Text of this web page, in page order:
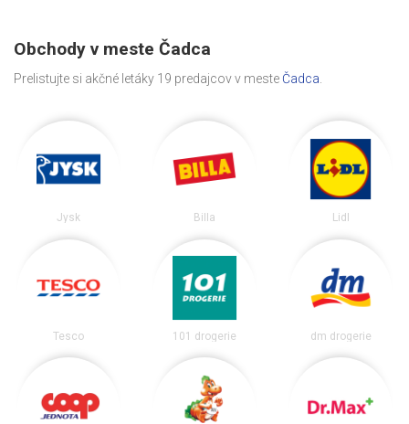
Obchody v meste Čadca
Prelistujte si akčné letáky 19 predajcov v meste Čadca.
Jysk Billa Lidl
Tesco 101 drogerie dm drogerie